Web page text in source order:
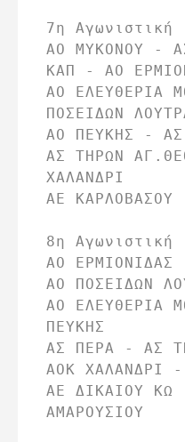
7η
ΑΟ ΜΥΚΟΝΟΥ -
ΚΑΠ - ΑΟ
ΑΟ ΕΛΕΥΘΕΡΙΑ
ΠΟΣΕΙΔΩΝ
ΑΟ ΠΕΥΚΗΣ - ΑΣ
ΑΣ ΤΗΡΩΝ
ΧΑΛΑΝΔΡΙ
ΑΕ
8η
ΑΟ
ΑΟ ΠΟΣΕΙΔΩΝ
ΑΟ ΕΛΕΥΘΕΡΙΑ
ΠΕΥΚΗΣ
ΑΣ ΠΕΡΑ - ΑΣ
ΑΟΚ ΧΑΛΑΝΔΡΙ
ΑΕ ΔΙΚΑΙΟΥ ΚΩ
ΑΜΑΡΟΥΣΙΟΥ